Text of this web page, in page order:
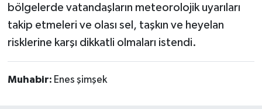
bölgelerde vatandaşların meteorolojik uyarıları
takip etmeleri ve olası sel, taşkın ve heyelan
risklerine karşı dikkatli olmaları istendi.
Muhabir: Enes şimşek